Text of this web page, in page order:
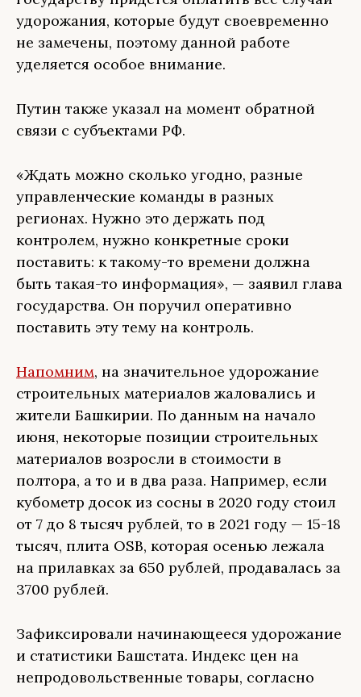
удорожания, которые будут своевременно
не замечены, поэтому данной работе
уделяется особое внимание.
Путин также указал на момент обратной
связи с субъектами РФ.
«Ждать можно сколько угодно, разные
управленческие команды в разных
регионах. Нужно это держать под
контролем, нужно конкретные сроки
поставить: к такому-то времени должна
быть такая-то информация», — заявил глава
государства. Он поручил оперативно
поставить эту тему на контроль.
Напомним, на значительное удорожание
строительных материалов жаловались и
жители Башкирии. По данным на начало
июня, некоторые позиции строительных
материалов возросли в стоимости в
полтора, а то и в два раза. Например, если
кубометр досок из сосны в 2020 году стоил
от 7 до 8 тысяч рублей, то в 2021 году — 15-18
тысяч, плита ОSB, которая осенью лежала
на прилавках за 650 рублей, продавалась за
3700 рублей.
Зафиксировали начинающееся удорожание
и статистики Башстата. Индекс цен на
непродовольственные товары, согласно